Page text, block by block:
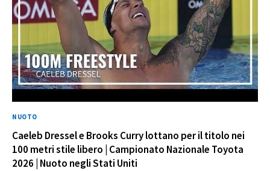
NUOTO
Caeleb Dressel e Brooks Curry lottano per il titolo nei
100 metri stile libero | Campionato Nazionale Toyota
2026 | Nuoto negli Stati Uniti